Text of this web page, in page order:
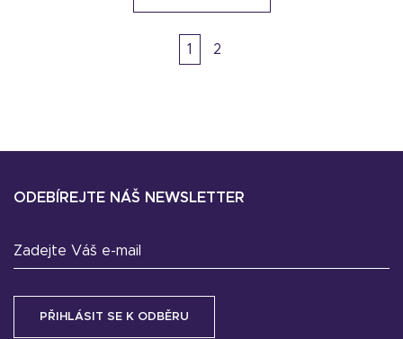
1 2
ODEBÍREJTE NÁŠ NEWSLETTER
Zadejte Váš e-mail